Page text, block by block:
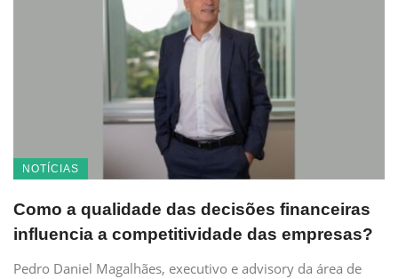
NOTÍCIAS
Como a qualidade das decisões financeiras
influencia a competitividade das empresas?
Pedro Daniel Magalhães, executivo e advisory da área de